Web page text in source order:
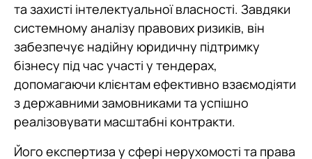
та захисті інтелектуальної власності. Завдяки
системному аналізу правових ризиків, він
забезпечує надійну юридичну підтримку
бізнесу під час участі у тендерах,
допомагаючи клієнтам ефективно взаємодіяти
з державними замовниками та успішно
реалізовувати масштабні контракти.
Його експертиза у сфері нерухомості та права